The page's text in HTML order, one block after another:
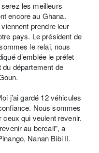
les meilleurs
encore au Ghana.
prendre leur
pays. Le président de
le relai, nous
d’emblée le préfet
du département de
j’ai gardé 12 véhicules
Nous sommes
qui veulent revenir.
au bercail", a
Nanan Bibi II.